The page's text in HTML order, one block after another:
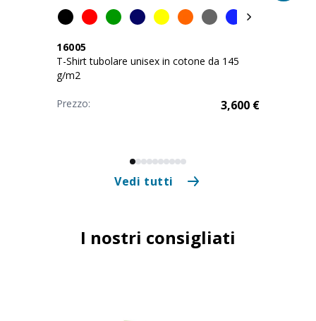
16005
T-Shirt tubolare unisex in cotone da 145
g/m2
Prezzo: 3,600 €
Vedi tutti
I nostri consigliati